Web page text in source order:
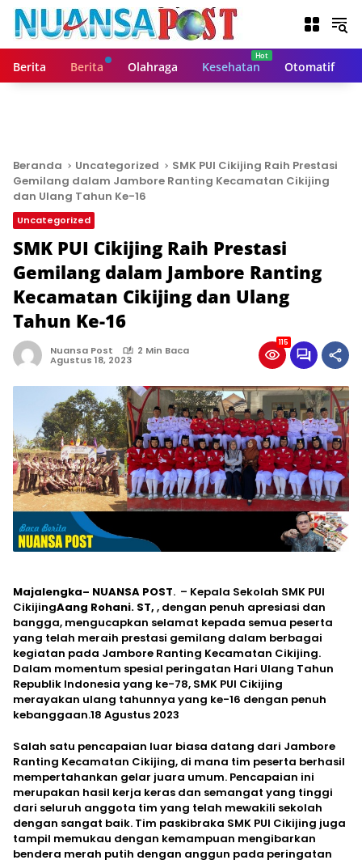
Berita Berita Olahraga Kesehatan Otomatif
Beranda Uncategorized
SMK PUI Cikijing Raih Prestasi
Gemilang dalam Jambore Ranting Kecamatan Cikijing
dan Ulang Tahun Ke-16
Uncategorized
SMK PUI Cikijing Raih Prestasi
Gemilang dalam Jambore Ranting
Kecamatan Cikijing dan Ulang
Tahun Ke-16
Nuansa Post 2 Min Baca
Agustus 18, 2023
115
Majalengka– NUANSA POST. – Kepala Sekolah SMK PUI
CikijingAang Rohani. ST, , dengan penuh apresiasi dan
bangga, mengucapkan selamat kepada semua peserta
yang telah meraih prestasi gemilang dalam berbagai
kegiatan pada Jambore Ranting Kecamatan Cikijing.
Dalam momentum spesial peringatan Hari Ulang Tahun
Republik Indonesia yang ke-78, SMK PUI Cikijing
merayakan ulang tahunnya yang ke-16 dengan penuh
kebanggaan.18 Agustus 2023
Salah satu pencapaian luar biasa datang dari Jambore
Ranting Kecamatan Cikijing, di mana tim peserta berhasil
mempertahankan gelar juara umum. Pencapaian ini
merupakan hasil kerja keras dan semangat yang tinggi
dari seluruh anggota tim yang telah mewakili sekolah
dengan sangat baik. Tim paskibraka SMK PUI Cikijing juga
tampil memukau dengan kemampuan mengibarkan
bendera merah putih dengan anggun pada peringatan